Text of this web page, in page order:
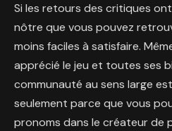
Si les retours des critiques
nôtre que vous pouvez
moins faciles à satisfaire.
apprécié le jeu et toutes ses
communauté au sens large
seulement parce que vous
pronoms dans le créateur de